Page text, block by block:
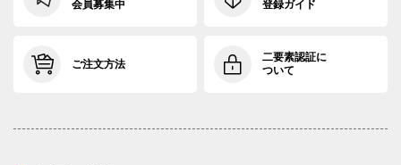
会員募集中
登録ガイド
ご注文方法
二要素認証に
ついて